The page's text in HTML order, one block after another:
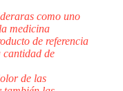
como uno
medicina
de referencia
cantidad de
de las